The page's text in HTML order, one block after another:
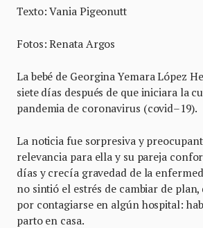
Texto: Vania Pigeonutt
Fotos: Renata Argos
La bebé de Georgina Yemara López
siete días después de que iniciara la
pandemia de coronavirus (covid–19).
La noticia fue sorpresiva y
relevancia para ella y su pareja
días y crecía gravedad de la
no sintió el estrés de cambiar de
por contagiarse en algún hospital:
parto en casa.